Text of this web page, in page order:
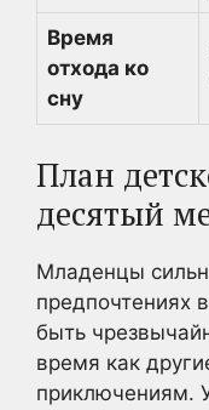
Время
отхода ко
сну
План
десятый
Младенцы
предпочтениях
быть
время как
приключениям.